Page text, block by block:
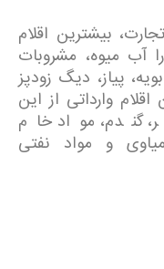
بیشترین اقلام
آب میوه، مشروبات
پیاز، دیگ زودپز
وارداتی از این
گندم، مواد خام
و مواد نفتی